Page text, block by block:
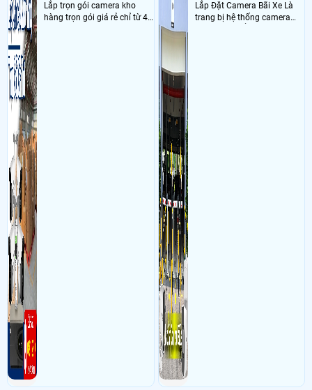
Lắp trọn gói camera kho
hàng trọn gói giá rẻ chỉ từ 4
Lắp Đặt Camera Bãi Xe Là
trang bị hệ thống camera